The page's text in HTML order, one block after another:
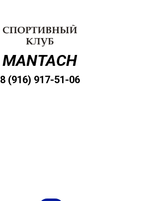
MANTACH
8 (916) 917-51-06